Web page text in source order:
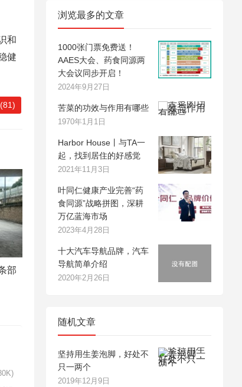
和
健
部
浏览最多的文章
1000张门票免费送！
AAES大会、药食同源两
大会议同步开启！
2024年9月27日
苦菜的功效与作用有哪些
1970年1月1日
Harbor House丨与TA一
起，找到居住的好感觉
2021年11月3日
叶同仁健康产业完善“药
食同源”战略拼图，深耕
万亿蓝海市场
2023年4月28日
十大汽车导航品牌，汽车
导航简单介绍
2020年2月26日
随机文章
坚持用生姜泡脚，好处不
只一两个
2019年12月9日